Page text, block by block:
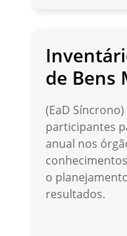
de Bens
(EaD
participantes
anual nos
o
resultados.